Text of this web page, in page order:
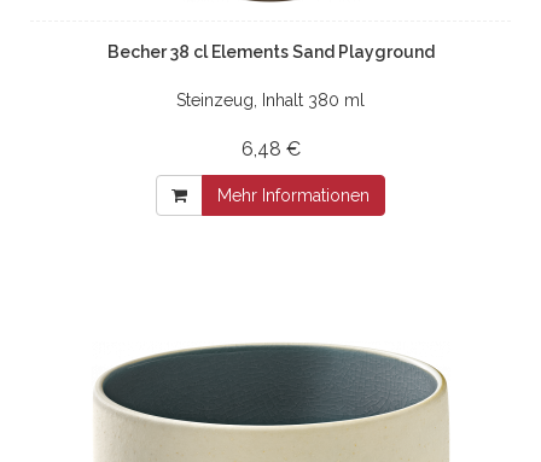
Becher 38 cl Elements Sand Playground
Steinzeug, Inhalt 380 ml
6,48 €
Mehr Informationen